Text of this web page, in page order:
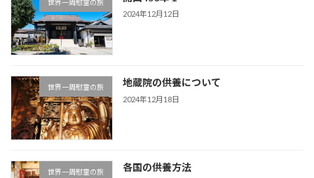
世界一周慰霊の旅
2024年12月12日
世界一周慰霊の旅 地蔵院の供養について
2024年12月18日
世界一周慰霊の旅 各国の供養方法